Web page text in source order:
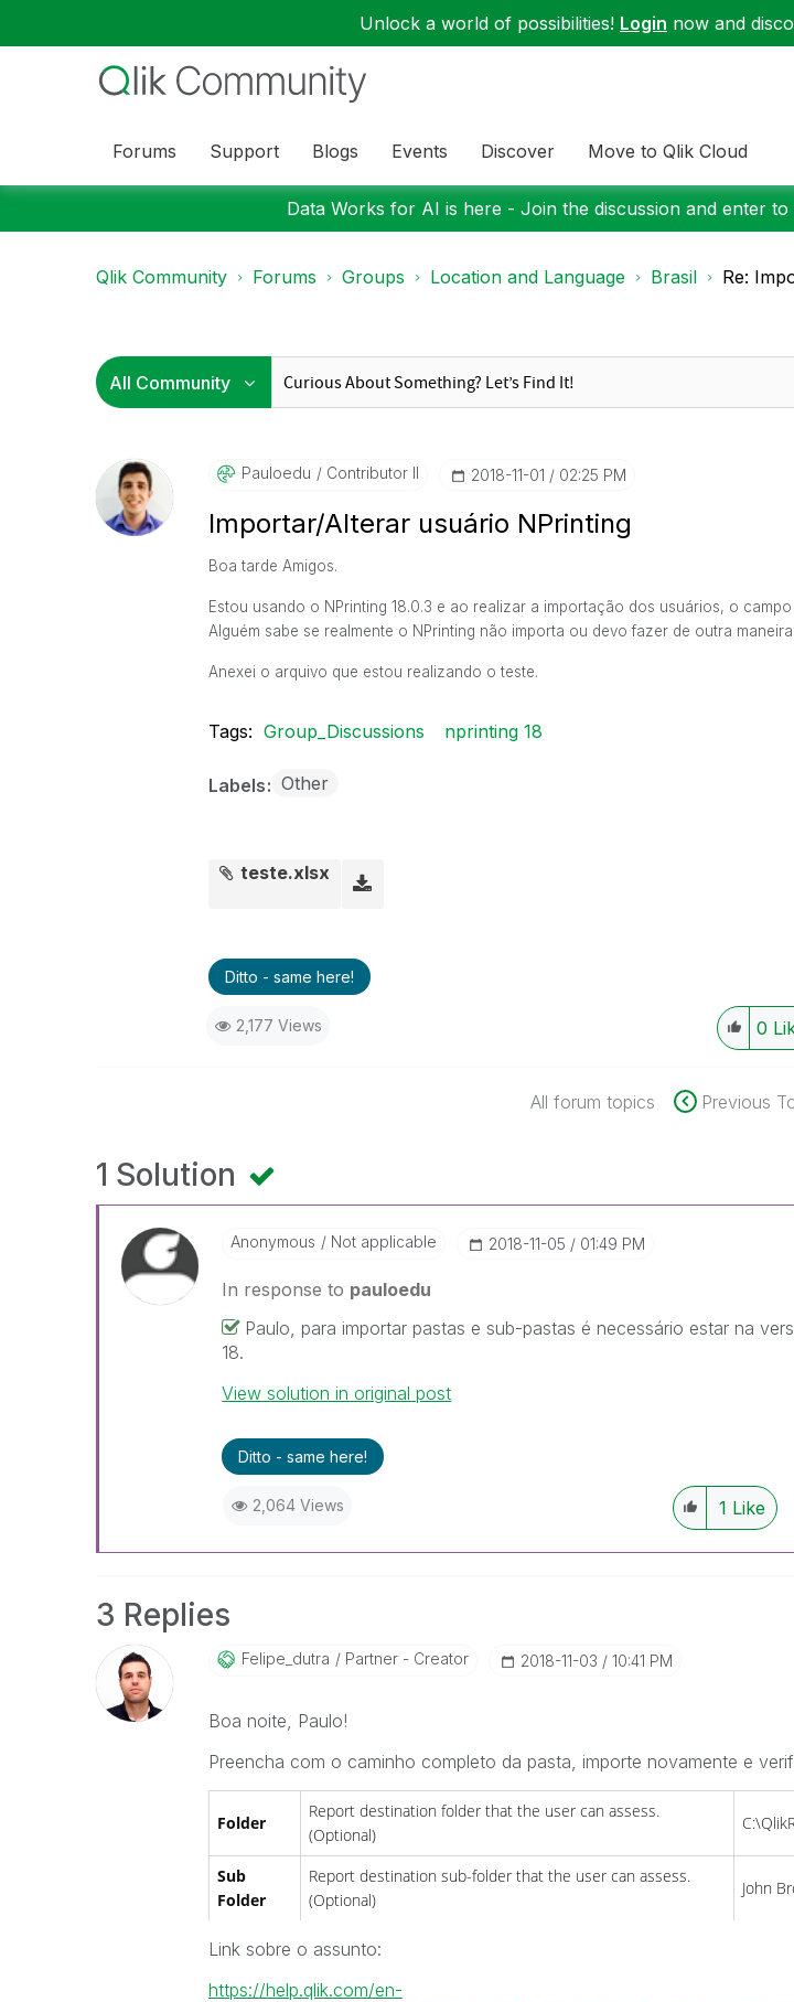
Unlock a world of possibilities! Login now and
Forums Support Blogs Events Discover Move to Qlik Cloud
Data Works for AI is here - Join the discussion and enter
Qlik Community Forums Groups Location and Language Brasil Re:
Pauloedu Contributor II ‎2018-11-01 02:25 PM
Importar/Alterar usuário NPrinting
Boa tarde Amigos.
Estou usando o NPrinting 18.0.3 e ao realizar a importação dos usuários, o campo
Alguém sabe se realmente o NPrinting não importa ou devo fazer de outra
Anexei o arquivo que estou realizando o teste.
Tags: Group_Discussions nprinting 18
Labels Other
teste.xlsx
Ditto - same here!
2,177 Views 0
All forum topics Previous
1 Solution
Anonymous Not applicable ‎2018-11-05 01:49 PM
In response to pauloedu
Paulo, para importar pastas e sub-pastas é necessário estar na
18.
View solution in original post
Ditto - same here!
2,064 Views 1 Like
3 Replies
Felipe_dutra Partner - Creator ‎2018-11-03 10:41 PM
Boa noite, Paulo!
Preencha com o caminho completo da pasta, importe novamente e
Folder
Report destination folder that the user can assess.
(Optional)
Sub
Folder
Report destination sub-folder that the user can assess.
(Optional)
John
Link sobre o assunto:
https://help.qlik.com/en-